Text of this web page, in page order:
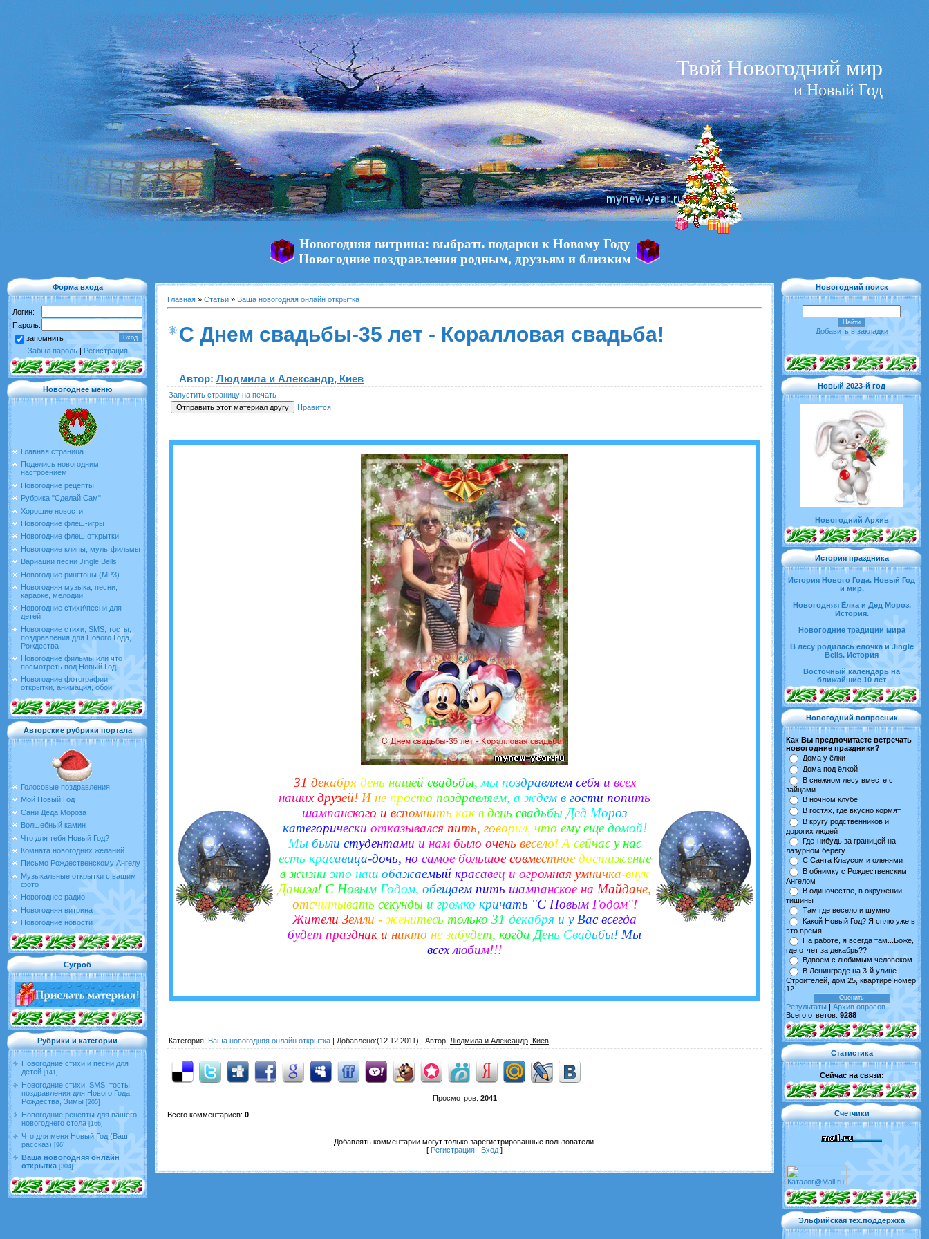
Твой Новогодний мир
и Новый Год
Новогодняя витрина: выбрать подарки к Новому Году
Новогодние поздравления родным, друзьям и близким
Форма входа
Логин:
Пароль:
запомнить
Забыл пароль| Регистрация
Новогоднее меню
Главная страница
Поделись новогодним
настроением!
Новогодние рецепты
Рубрика "Сделай Сам"
Хорошие новости
Новогодние флеш-игры
Новогодние флеш открытки
Новогодние клипы, мультфильмы
Вариации песни Jingle Bells
Новогодние рингтоны (MP3)
Новогодняя музыка, песни,
караоке, мелодии
Новогодние стихи\песни для
детей
Новогодние стихи, SMS, тосты,
поздравления для Нового Года,
Рождества
Новогодние фильмы или что
посмотреть под Новый Год
Новогодние фотографии,
открытки, анимация, обои
Авторские рубрики портала
Голосовые поздравления
Мой Новый Год
Сани Деда Мороза
Волшебный камин
Что для тебя Новый Год?
Комната новогодних желаний
Письмо Рождественскому Ангелу
Музыкальные открытки с вашим
фото
Новогоднее радио
Новогодняя витрина
Новогодние новости
Сугроб
Рубрики и категории
Новогодние стихи и песни для
детей [141]
Новогодние стихи, SMS, тосты,
поздравления для Нового Года,
Рождества, Зимы [205]
Новогодние рецепты для вашего
новогоднего стола [166]
Что для меня Новый Год (Ваш
рассказ) [96]
Ваша новогодняя онлайн
открытка [304]
Главная » Статьи » Ваша новогодняя онлайн открытка
С Днем свадьбы-35 лет - Коралловая свадьба!
Автор: Людмила и Александр, Киев
Запустить страницу на печать
Нравится
31 декабря день нашей свадьбы, мы поздравляем себя и всех
наших друзей! И не просто поздравляем, а ждем в гости попить
шампанского и вспомнить как в день свадьбы Дед Мороз
категорически отказывался пить, говорил, что ему еще домой!
Мы были студентами и нам было очень весело! А сейчас у нас
есть красавица-дочь, но самое большое совместное достижение
в жизни это наш обажаемый красавец и огромная умничка-внук
Даниэл! С Новым Годом, обещаем пить шампанское на Майдане,
отсчитывать секунды и громко кричать "С Новым Годом"!
Жители Земли - женитесь только 31 декабря и у Вас всегда
будет праздник и никто не забудет, когда День Свадьбы! Мы
всех любим!!!
Категория: Ваша новогодняя онлайн открытка | Добавлено:(12.12.2011) | Автор: Людмила и Александр, Киев
Просмотров: 2041
Всего комментариев: 0
Добавлять комментарии могут только зарегистрированные пользователи.
[ Регистрация | Вход ]
Новогодний поиск
Добавить в закладки
Новый 2023-й год
Новогодний Архив
История праздника
История Нового Года. Новый Год
и мир.
Новогодняя Ёлка и Дед Мороз.
История.
Новогодние традиции мира
В лесу родилась ёлочка и Jingle
Bells. История
Восточный календарь на
ближайшие 10 лет
Новогодний вопросник
Как Вы предпочитаете встречать
новогодние праздники?
Дома у ёлки
Дома под ёлкой
В снежном лесу вместе с
зайцами
В ночном клубе
В гостях, где вкусно кормят
В кругу родственников и
дорогих людей
Где-нибудь за границей на
лазурном берегу
С Санта Клаусом и оленями
В обнимку с Рождественским
Ангелом
В одиночестве, в окружении
тишины
Там где весело и шумно
Какой Новый Год? Я сплю уже в
это время
На работе, я всегда там...Боже,
где отчет за декабрь??
Вдвоем с любимым человеком
В Ленинграде на 3-й улице
Строителей, дом 25, квартире номер
12.
Результаты | Архив опросов
Всего ответов: 9288
Статистика
Сейчас на связи:
Счетчики
Эльфийская тех.поддержка